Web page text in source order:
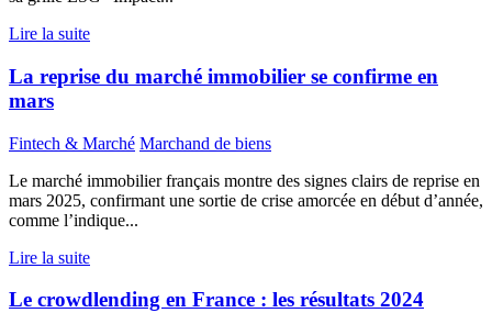
Lire la suite
La reprise du marché immobilier se confirme en
mars
Fintech & Marché Marchand de biens
Le marché immobilier français montre des signes clairs de reprise en
mars 2025, confirmant une sortie de crise amorcée en début d’année,
comme l’indique...
Lire la suite
Le crowdlending en France : les résultats 2024